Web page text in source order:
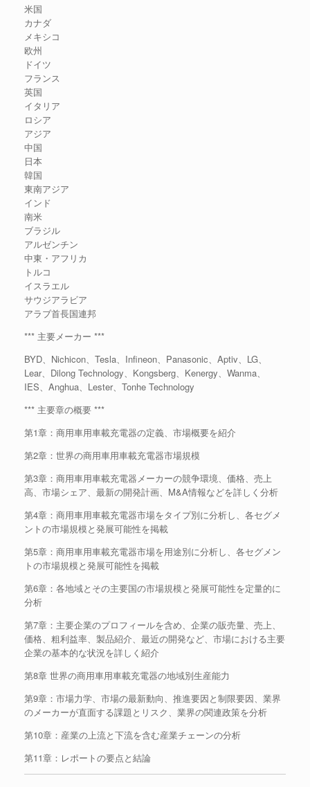
米国
カナダ
メキシコ
欧州
ドイツ
フランス
英国
イタリア
ロシア
アジア
中国
日本
韓国
東南アジア
インド
南米
ブラジル
アルゼンチン
中東・アフリカ
トルコ
イスラエル
サウジアラビア
アラブ首長国連邦
*** 主要メーカー ***
BYD、Nichicon、Tesla、Infineon、Panasonic、Aptiv、LG、
Lear、Dilong Technology、Kongsberg、Kenergy、Wanma、
IES、Anghua、Lester、Tonhe Technology
*** 主要章の概要 ***
第1章：商用車用車載充電器の定義、市場概要を紹介
第2章：世界の商用車用車載充電器市場規模
第3章：商用車用車載充電器メーカーの競争環境、価格、売上
高、市場シェア、最新の開発計画、M&A情報などを詳しく分析
第4章：商用車用車載充電器市場をタイプ別に分析し、各セグメ
ントの市場規模と発展可能性を掲載
第5章：商用車用車載充電器市場を用途別に分析し、各セグメン
トの市場規模と発展可能性を掲載
第6章：各地域とその主要国の市場規模と発展可能性を定量的に
分析
第7章：主要企業のプロフィールを含め、企業の販売量、売上、
価格、粗利益率、製品紹介、最近の開発など、市場における主要
企業の基本的な状況を詳しく紹介
第8章 世界の商用車用車載充電器の地域別生産能力
第9章：市場力学、市場の最新動向、推進要因と制限要因、業界
のメーカーが直面する課題とリスク、業界の関連政策を分析
第10章：産業の上流と下流を含む産業チェーンの分析
第11章：レポートの要点と結論